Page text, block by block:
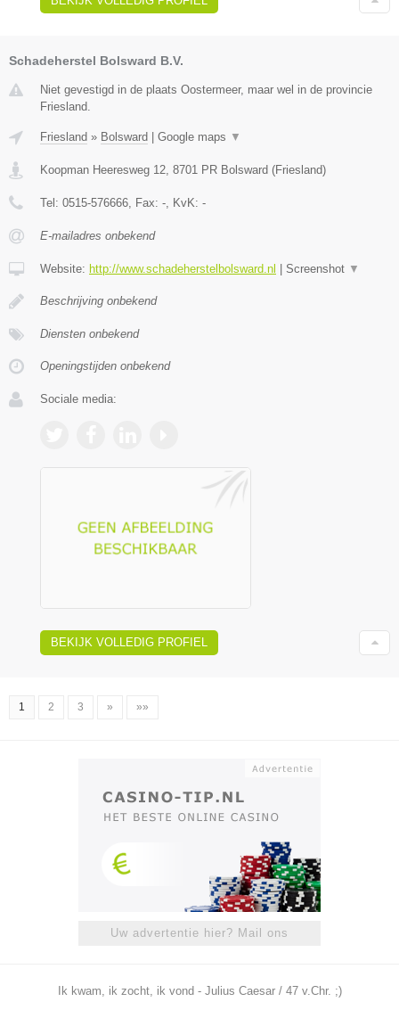
Schadeherstel Bolsward B.V.
Niet gevestigd in de plaats Oostermeer, maar wel in de provincie
Friesland.
Friesland » Bolsward Google maps ▼
Koopman Heeresweg 12, 8701 PR Bolsward (Friesland)
Tel: 0515-576666, Fax: -, KvK: -
E-mailadres onbekend
Website: http://www.schadeherstelbolsward.nl Screenshot ▼
Beschrijving onbekend
Diensten onbekend
Openingstijden onbekend
Sociale media:
BEKIJK VOLLEDIG PROFIEL
1 2 3 » »»
Uw advertentie hier? Mail ons
Ik kwam, ik zocht, ik vond - Julius Caesar / 47 v.Chr. ;)